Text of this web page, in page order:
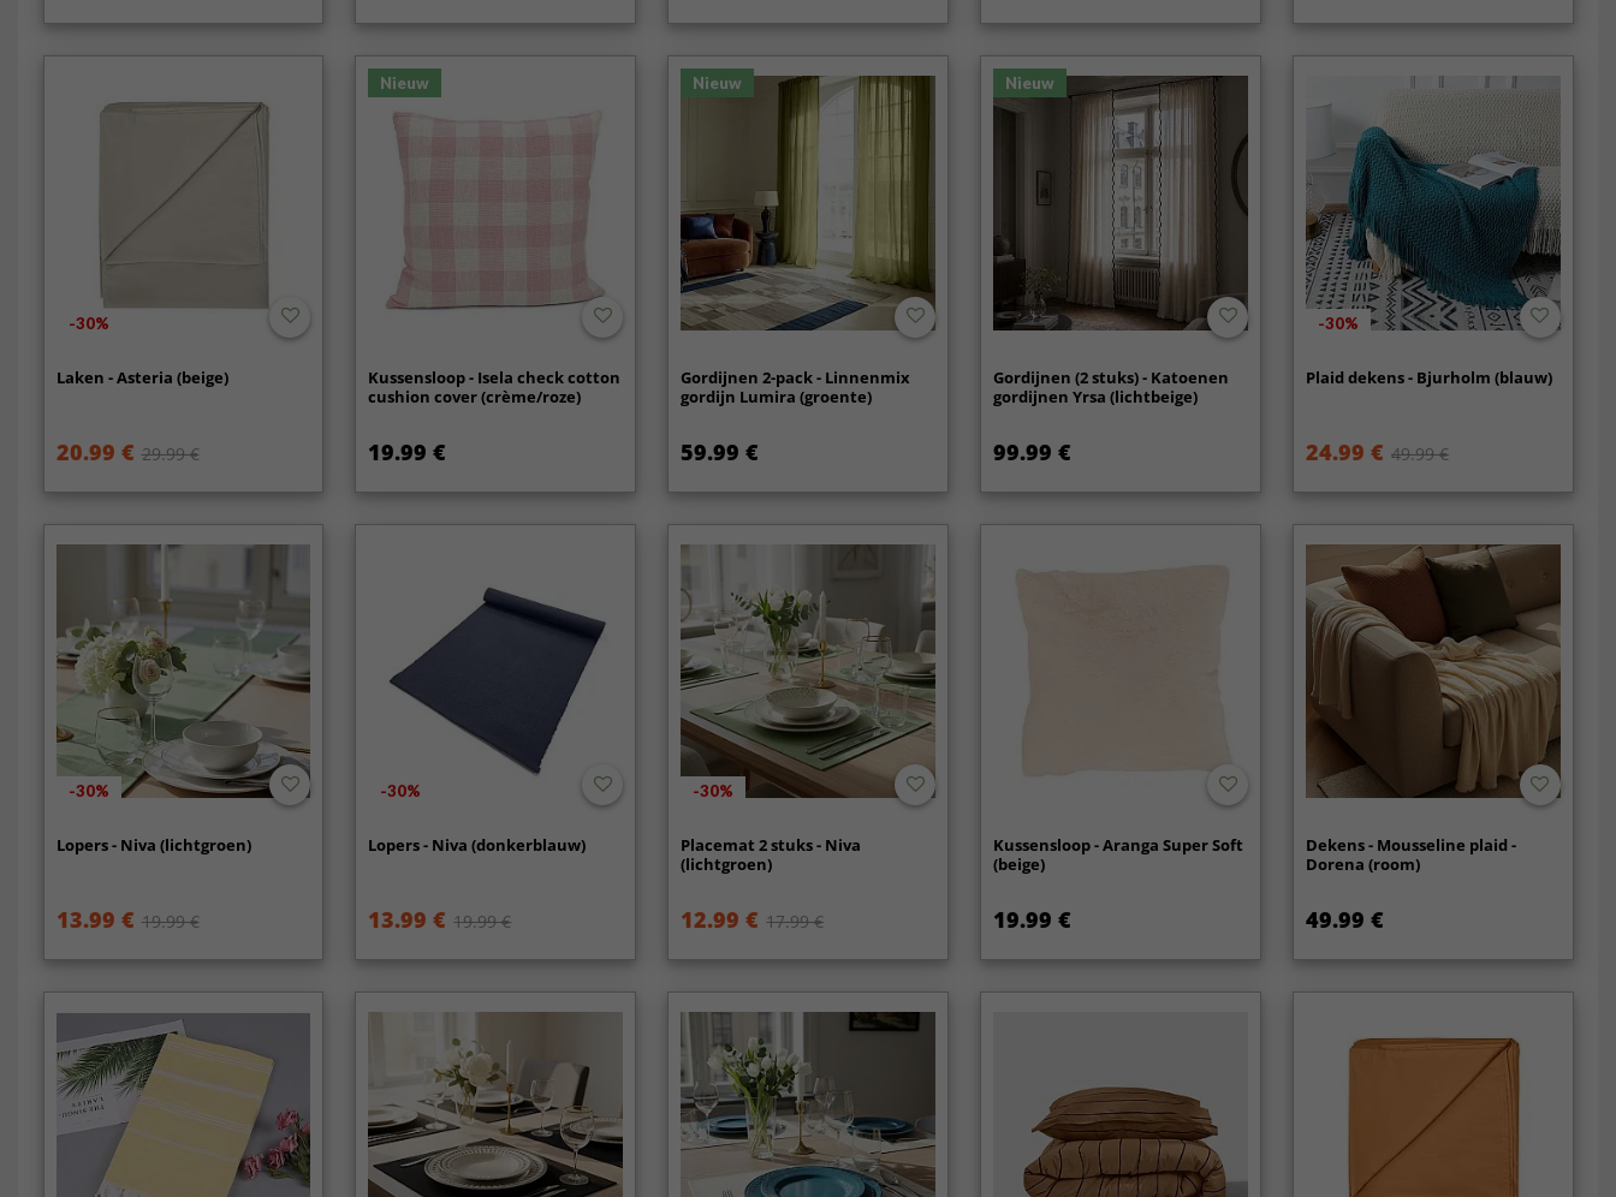
-30%
Laken - Asteria (beige)
20.99 € 29.99 €
Nieuw
Kussensloop - Isela check cotton
cushion cover (crème/roze)
19.99 €
Nieuw
Gordijnen 2-pack - Linnenmix
gordijn Lumira (groente)
59.99 €
Nieuw
Gordijnen (2 stuks) - Katoenen
gordijnen Yrsa (lichtbeige)
99.99 €
-30%
Plaid dekens - Bjurholm (blauw)
24.99 € 49.99 €
-30%
Lopers - Niva (lichtgroen)
13.99 € 19.99 €
-30%
Lopers - Niva (donkerblauw)
13.99 € 19.99 €
-30%
Placemat 2 stuks - Niva
(lichtgroen)
12.99 € 17.99 €
Kussensloop - Aranga Super Soft
(beige)
19.99 €
Dekens - Mousseline plaid -
Dorena (room)
49.99 €